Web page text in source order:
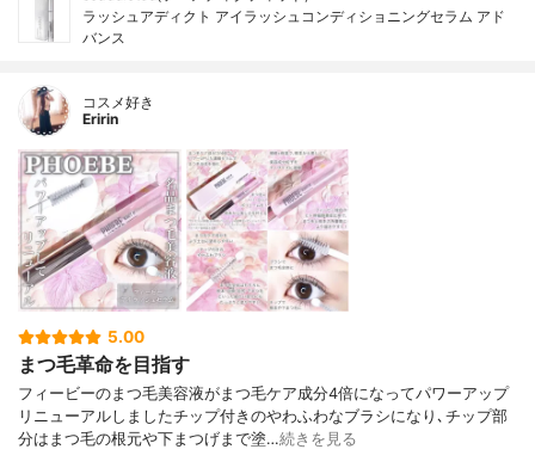
ラッシュアディクト アイラッシュコンディショニングセラム アド
バンス
コスメ好き
Eririn
5.00
まつ毛革命を目指す
フィービーのまつ毛美容液がまつ毛ケア成分4倍になってパワーアップ
リニューアルしましたチップ付きのやわふわなブラシになり､チップ部
分はまつ毛の根元や下まつげまで塗…続きを見る